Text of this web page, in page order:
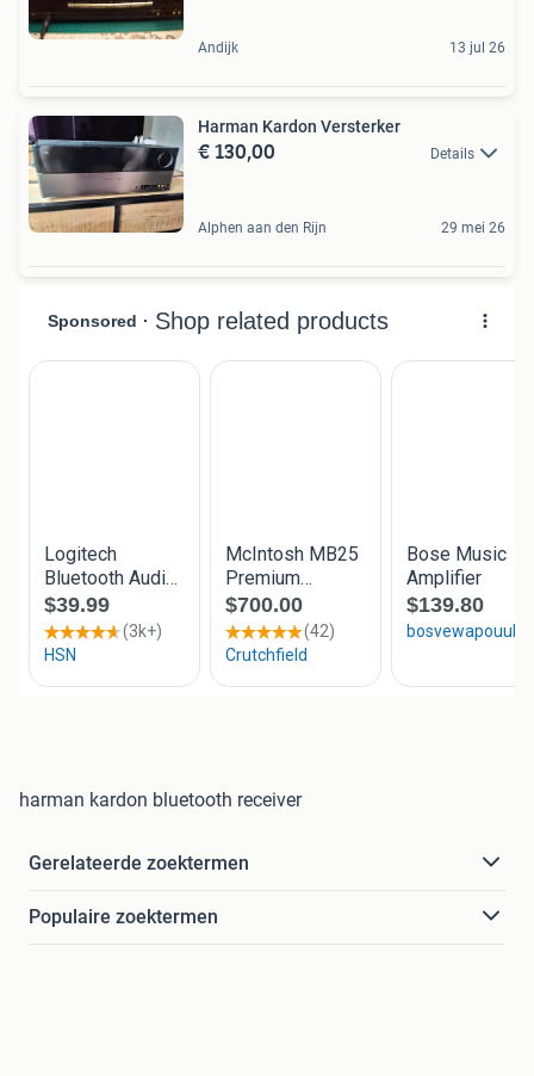
Andijk 13 jul 26
Harman Kardon Versterker
€ 130,00 Details
Alphen aan den Rijn 29 mei 26
harman kardon bluetooth receiver
Gerelateerde zoektermen
Populaire zoektermen